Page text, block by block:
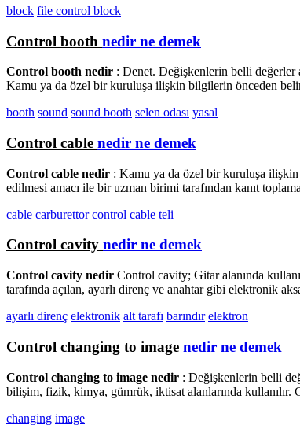
block file control block
Control booth nedir ne demek
Control booth nedir : Denet. Değişkenlerin belli değerler
Kamu ya da özel bir kuruluşa ilişkin bilgilerin önceden
booth sound sound booth selen odası yasal
Control cable nedir ne demek
Control cable nedir : Kamu ya da özel bir kuruluşa
edilmesi amacı ile bir uzman birimi tarafından kanıt
cable carburettor control cable teli
Control cavity nedir ne demek
Control cavity nedir Control cavity; Gitar alanında
tarafında açılan, ayarlı direnç ve anahtar gibi elektronik
ayarlı direnç elektronik alt tarafı barındır elektron
Control changing to image nedir ne demek
Control changing to image nedir : Değişkenlerin belli
bilişim, fizik, kimya, gümrük, iktisat alanlarında
changing image